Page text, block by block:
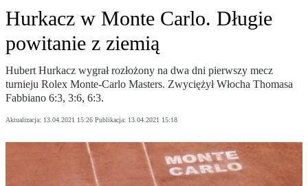
Hurkacz w Monte Carlo. Długie
powitanie z ziemią
Hubert Hurkacz wygrał rozłożony na dwa dni pierwszy mecz
turnieju Rolex Monte-Carlo Masters. Zwyciężył Włocha Thomasa
Fabbiano 6:3, 3:6, 6:3.
Aktualizacja: 13.04.2021 15:26 Publikacja: 13.04.2021 15:18